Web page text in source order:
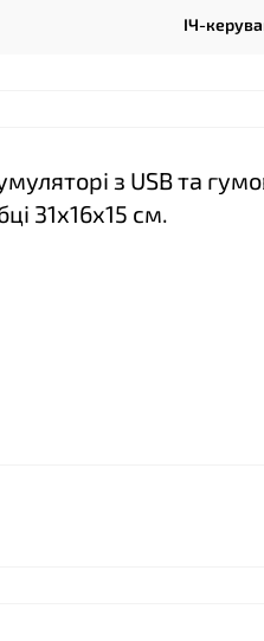
ІЧ-
з USB та
31х16х15 см.